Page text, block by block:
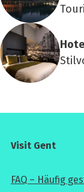
Visit Gent
FAQ – Häufig